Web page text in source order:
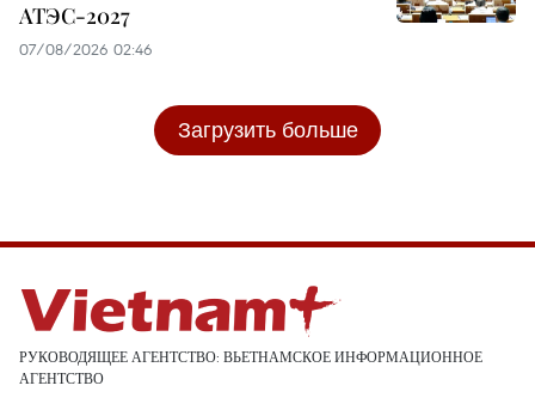
АТЭС-2027
07/08/2026 02:46
Загрузить больше
РУКОВОДЯЩЕЕ АГЕНТСТВО: ВЬЕТНАМСКОЕ ИНФОРМАЦИОННОЕ
АГЕНТСТВО